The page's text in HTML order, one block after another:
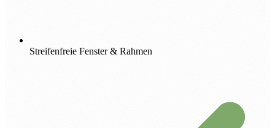
Streifenfreie Fenster & Rahmen